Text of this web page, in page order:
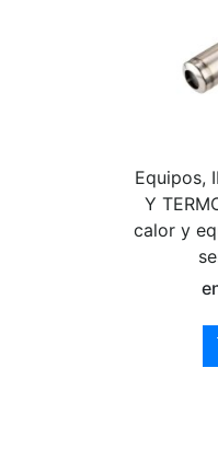
Equipos,
Y
calor y